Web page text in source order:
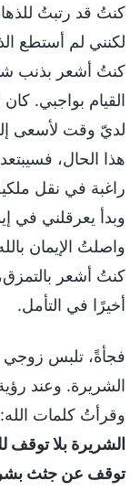
كنتُ قد رتبتُ
لكنني لم أستطع
كنتُ أشعر بذنب
القيام بواجبي.
لديّ وقت لأسعى
هذا الحال،
راغبة في نقل
وبدأ يعرقلني في
واصلتُ الإيمان
كنتُ أشعر
أخيرًا في التأمل.
فجأةً، تلبس زوجي
الشريرة. وعند
وقرأتُ كلمات
الشريرة بلا توقف
توقف عن جثث